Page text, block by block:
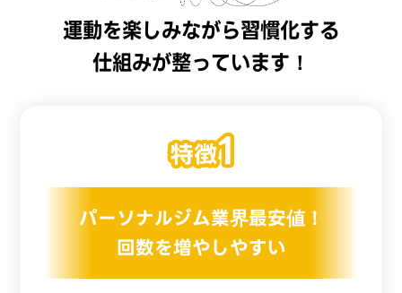
運動を楽しみながら習慣化する
仕組みが整っています！
パーソナルジム業界最安値！
回数を増やしやすい